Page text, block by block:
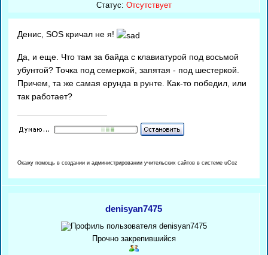
Статус: Отсутствует
Денис, SOS кричал не я!
Да, и еще. Что там за байда с клавиатурой под восьмой
убунтой? Точка под семеркой, запятая - под шестеркой.
Причем, та же самая ерунда в рунте. Как-то победил, или
так работает?
Окажу помощь в создании и администрировании учительских сайтов в системе uCoz
denisyan7475
Прочно закрепившийся